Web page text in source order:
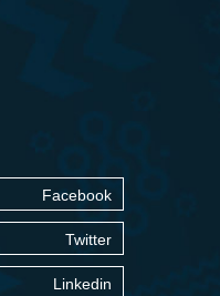
Facebook
Twitter
Linkedin